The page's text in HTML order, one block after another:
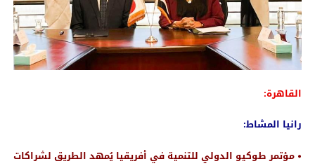
القاهرة:
رانيا المشاط:
• مؤتمر طوكيو الدولي للتنمية في أفريقيا يُمهد الطريق لشراكات